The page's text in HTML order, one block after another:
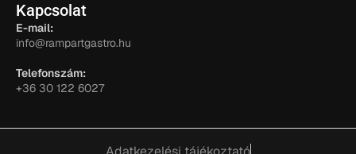
Kapcsolat
E-mail:
info@rampartgastro.hu
Telefonszám:
+36 30 122 6027